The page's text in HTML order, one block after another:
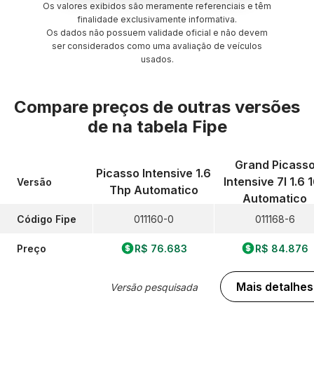
Os valores exibidos são meramente referenciais e têm
finalidade exclusivamente informativa.
Os dados não possuem validade oficial e não devem
ser considerados como uma avaliação de veículos
usados.
Compare preços de outras versões
de na tabela Fipe
Versão
Código Fipe
Preço
Picasso Intensive 1.6
Thp Automatico
011160-0
R$ 76.683
Versão pesquisada
Grand
Intensive 7l 1.6
Automatico
011168-6
R$ 84.876
Mais detalhes